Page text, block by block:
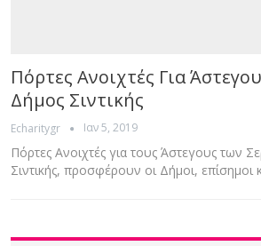
Πόρτες Ανοιχτές Για
Δήμος Σιντικής
Echaritygr Ιαν 5, 2019
Πόρτες Ανοιχτές για τους Άστεγους των
Σιντικής, προσφέρουν οι Δήμοι, επίσημοι